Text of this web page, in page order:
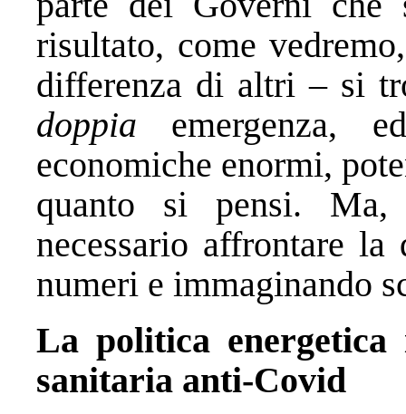
risultato, come
differenza di altri – si
doppia emergenza,
economiche enormi,
quanto si pensi. Ma,
necessario affrontare
numeri e immaginando
La politica energetica
sanitaria anti-Covid